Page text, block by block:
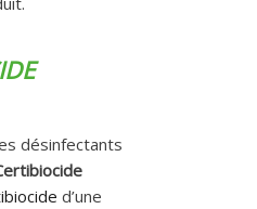
désinfectants
d’une